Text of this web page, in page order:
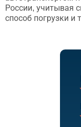
России, учитывая
способ погрузки и